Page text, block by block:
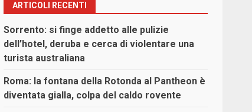
ARTICOLI RECENTI
Sorrento: si finge addetto alle pulizie
dell’hotel, deruba e cerca di violentare una
turista australiana
Roma: la fontana della Rotonda al Pantheon è
diventata gialla, colpa del caldo rovente